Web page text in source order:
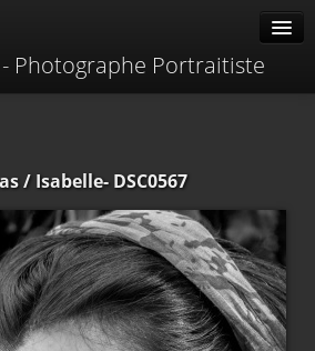
- Photographe Portraitiste
/ Isabelle- DSC0567